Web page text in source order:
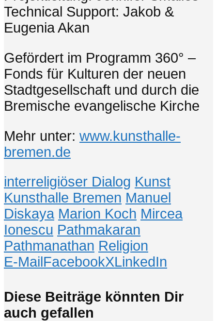
Technical Support: Jakob &
Eugenia Akan
Gefördert im Programm 360° –
Fonds für Kulturen der neuen
Stadtgesellschaft und durch die
Bremische evangelische Kirche
Mehr unter: www.kunsthalle-
bremen.de
interreligiöser Dialog Kunst
Kunsthalle Bremen Manuel
Diskaya Marion Koch Mircea
Ionescu Pathmakaran
Pathmanathan Religion
E-Mail FacebookXLinkedIn
Diese Beiträge könnten Dir
auch gefallen